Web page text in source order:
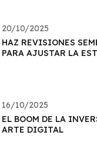
20/10/2025
HAZ REVISIONES
PARA AJUSTAR LA
16/10/2025
EL BOOM DE LA
ARTE DIGITAL